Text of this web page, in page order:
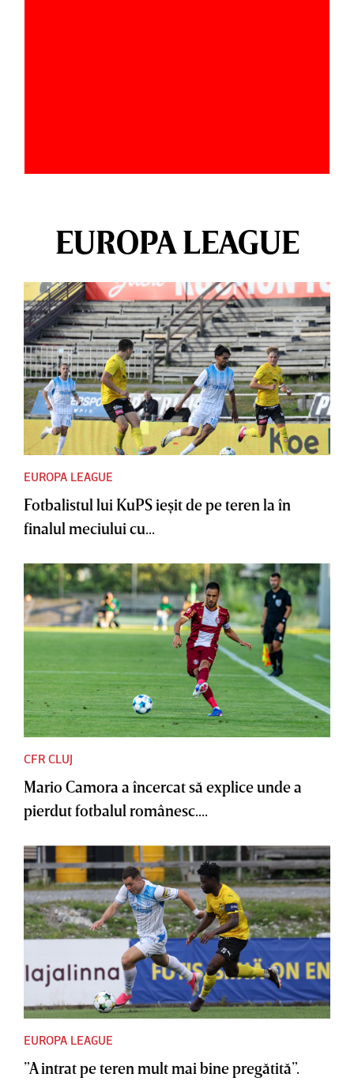
EUROPA LEAGUE
EUROPA LEAGUE
Fotbalistul lui KuPS ieşit de pe teren la în
finalul meciului cu...
CFR CLUJ
Mario Camora a încercat să explice unde a
pierdut fotbalul românesc....
EUROPA LEAGUE
”A intrat pe teren mult mai bine pregătită”.